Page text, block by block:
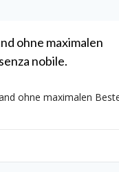
ohne maximalen
nobile.
ohne maximalen